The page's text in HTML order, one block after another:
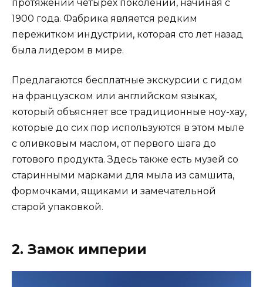
протяжении четырех поколений, начиная с
1900 года. Фабрика является редким
пережитком индустрии, которая сто лет назад
была лидером в мире.
Предлагаются бесплатные экскурсии с гидом
на французском или английском языках,
который объясняет все традиционные ноу-хау,
которые до сих пор используются в этом мыле
с оливковым маслом, от первого шага до
готового продукта. Здесь также есть музей со
старинными марками для мыла из самшита,
формочками, ящиками и замечательной
старой упаковкой.
2. Замок империи